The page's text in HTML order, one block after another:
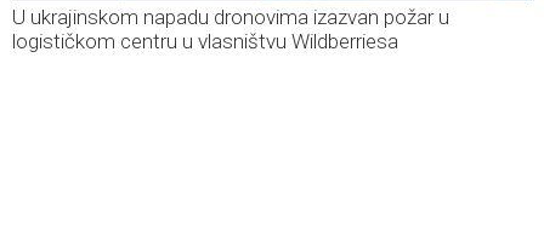
U ukrajinskom napadu dronovima izazvan požar u
logističkom centru u vlasništvu Wildberriesa